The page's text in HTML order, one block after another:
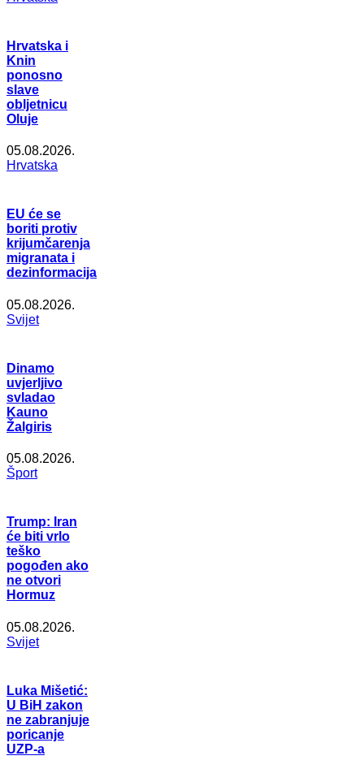
Hrvatska i
Knin
ponosno
slave
obljetnicu
Oluje
05.08.2026.
Hrvatska
EU će se
boriti protiv
krijumčarenja
migranata i
dezinformacija
05.08.2026.
Svijet
Dinamo
uvjerljivo
svladao
Kauno
Žalgiris
05.08.2026.
Šport
Trump: Iran
će biti vrlo
teško
pogođen ako
ne otvori
Hormuz
05.08.2026.
Svijet
Luka Mišetić:
U BiH zakon
ne zabranjuje
poricanje
UZP-a